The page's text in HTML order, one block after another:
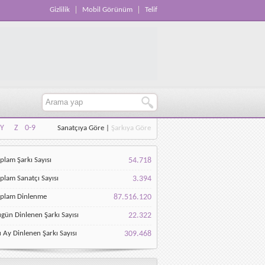
Gizlilik Mobil Görünüm Telif
Y Z
0-9
Y Z 0-9
Sanatçıya Göre Şarkıya Göre
Şarkı Sayısı 54.718
Sanatçı Sayısı 3.394
Dinlenme 87.516.120
Dinlenen Şarkı Sayısı 22.322
Ay Dinlenen Şarkı Sayısı 309.468